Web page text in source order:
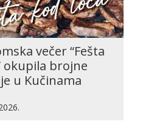
večer “Fešta
okupila brojne
u Kučinama